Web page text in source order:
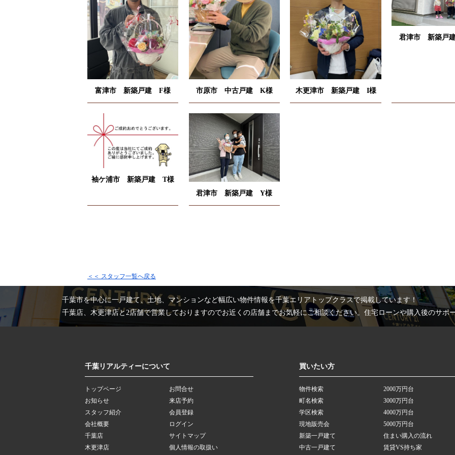
富津市 新築戸建 F様 市原市 中古戸建 K様 木更津市 新築戸建 I様
君津市 新築戸
袖ケ浦市 新築戸建 T様
君津市 新築戸建 Y様
＜＜ スタッフ一覧へ戻る
千葉市を中心に一戸建て、土地、マンションなど幅広い物件情報を千葉エリアトップクラスで掲載しています！
千葉店、木更津店と2店舗で営業しておりますのでお近くの店舗までお気軽にご相談ください。住宅ローンや購入後のサポ
千葉リアルティーについて
トップページ
お知らせ
スタッフ紹介
会社概要
千葉店
木更津店
お問合せ
来店予約
会員登録
ログイン
サイトマップ
個人情報の取扱い
買いたい方
物件検索
町名検索
学区検索
現地販売会
新築一戸建て
中古一戸建て
2000万円台
3000万円台
4000万円台
5000万円台
住まい購入の流れ
賃貸VS持ち家